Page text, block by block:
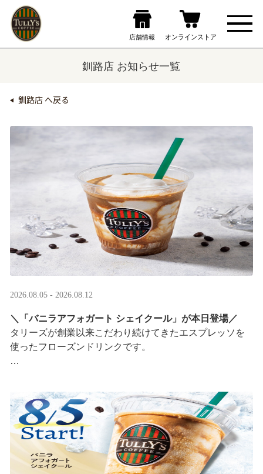
釧路店 お知らせ一覧
釧路店 へ戻る
2026.08.05 - 2026.08.12
＼「バニラアフォガート シェイクール」が本日登場／
タリーズが創業以来こだわり続けてきたエスプレッソを
使ったフローズンドリンクです。